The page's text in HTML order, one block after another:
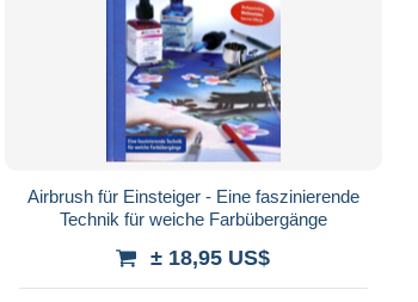
Airbrush für Einsteiger - Eine faszinierende
Technik für weiche Farbübergänge
± 18,95 US$